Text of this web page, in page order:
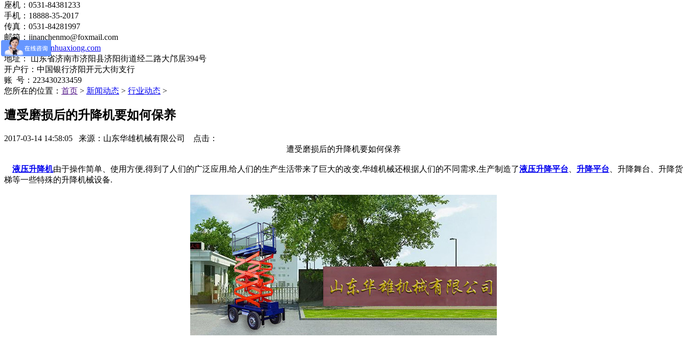
座机：0531-84381233
手机：18888-35-2017
传真：0531-84281997
邮箱：jinanchenmo@foxmail.com
网址：www.jnhuaxiong.com
地址： 山东省济南市济阳县济阳街道经二路大邝居394号
开户行：中国银行济阳开元大街支行
账 号：223430233459
您所在的位置： 首页 > 新闻动态 > 行业动态 >
遭受磨损后的升降机要如何保养
2017-03-14 14:58:05 来源：山东华雄机械有限公司 点击：
遭受磨损后的升降机要如何保养
液压升降机由于操作简单、使用方便,得到了人们的广泛应用,给人们的生产生活带来了巨大的改变,华雄机械还根据人们的不同需求,生产制造了液压升降平台 升降平台 、升降舞台、升降货
梯等一些特殊的升降机械设备.